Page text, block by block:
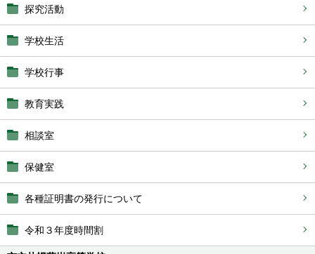
探究活動
学校生活
学校行事
教育実践
相談室
保健室
各種証明書の発行について
令和３年度時間割